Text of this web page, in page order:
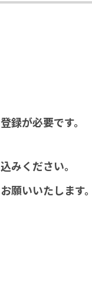
が必要です。
みください。
願いいたします。